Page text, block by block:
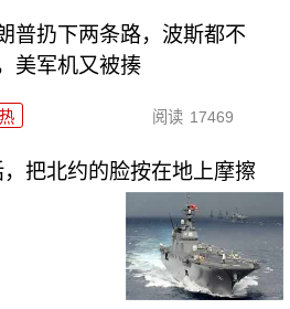
普扔下两条路，波斯都不
美军机又被揍
阅读 17469
把北约的脸按在地上摩擦